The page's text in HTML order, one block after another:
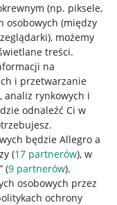
(np. piksele,
osobowych (między
, możemy
treści.
na
i przetwarzanie
analiz rynkowych i
odnaleźć Ci w
będzie Allegro a
(17 partnerów), w
(9 partnerów).
osobowych przez
ochrony